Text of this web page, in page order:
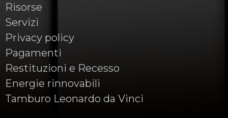
Risorse
Servizi
Privacy policy
Pagamenti
Restituzioni e Recesso
Energie rinnovabili
Tamburo Leonardo da Vinci